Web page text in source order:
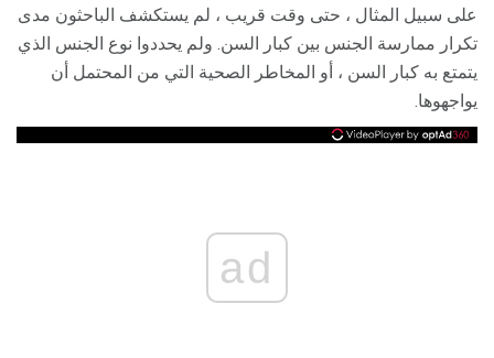
على سبيل المثال ، حتى وقت قريب ، لم يستكشف الباحثون مدى
تكرار ممارسة الجنس بين كبار السن. ولم يحددوا نوع الجنس الذي
يتمتع به كبار السن ، أو المخاطر الصحية التي من المحتمل أن
يواجهوها.
ad